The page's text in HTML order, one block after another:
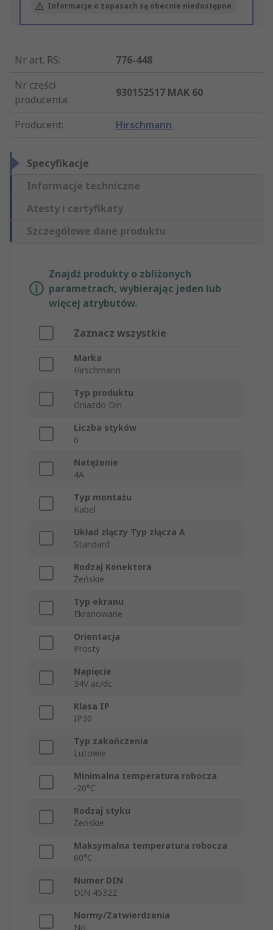
Informacje o zapasach są obecnie niedostępne
Nr art. RS:
776-448
Nr części
producenta:
930152517 MAK 60
Producent: Hirschmann
Specyfikacje
Informacje techniczne
Atesty i certyfikaty
Szczegółowe dane produktu
Znajdź produkty o zbliżonych
parametrach, wybierając jeden lub
więcej atrybutów.
Zaznacz wszystkie
Marka
Hirschmann
Typ produktu
Gniazdo Din
Liczba styków
6
Natężenie
4A
Typ montażu
Kabel
Układ złączy Typ złącza A
Standard
Rodzaj Konektora
Żeńskie
Typ ekranu
Ekranowane
Orientacja
Prosty
Napięcie
34V ac/dc
Klasa IP
IP30
Typ zakończenia
Lutowie
Minimalna temperatura robocza
-20°C
Rodzaj styku
Żeńskie
Maksymalna temperatura robocza
60°C
Numer DIN
DIN 45322
Normy/Zatwierdzenia
No